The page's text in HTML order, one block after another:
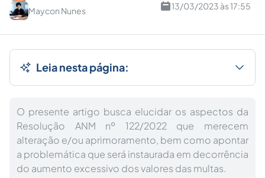
Maycon Nunes
13/03/2023 às 17:55
Leia nesta página:
O presente artigo busca elucidar os aspectos da
Resolução ANM nº 122/2022 que merecem
alteração e/ou aprimoramento, bem como apontar
a problemática que será instaurada em decorrência
do aumento excessivo dos valores das multas.